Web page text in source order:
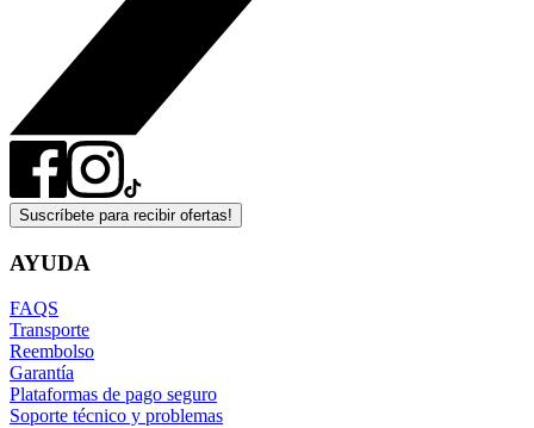
Suscríbete para recibir ofertas!
AYUDA
FAQS
Transporte
Reembolso
Garantía
Plataformas de pago seguro
Soporte técnico y problemas